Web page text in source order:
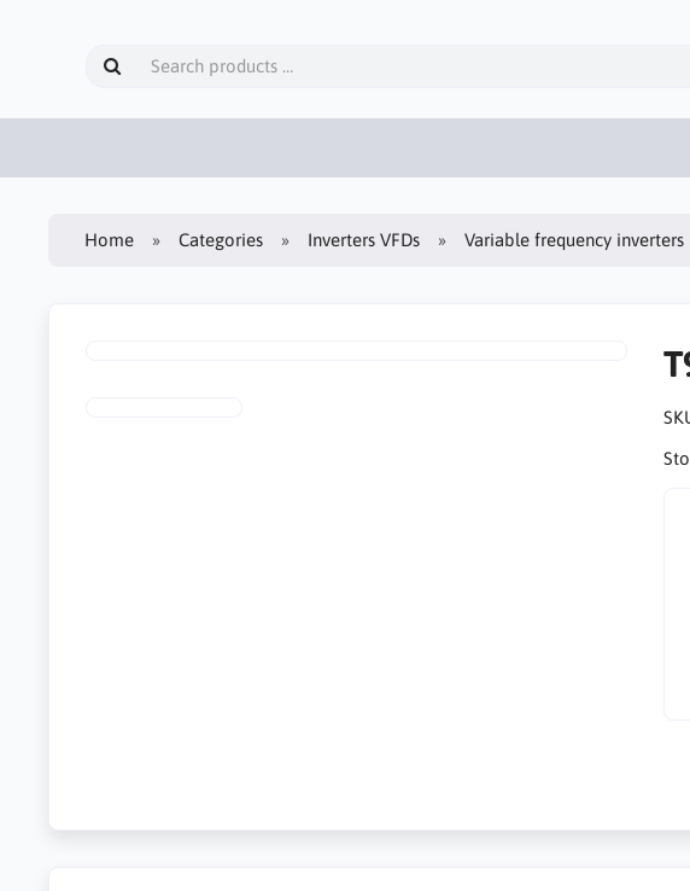
Home Categories Inverters VFDs Variable frequency inverters